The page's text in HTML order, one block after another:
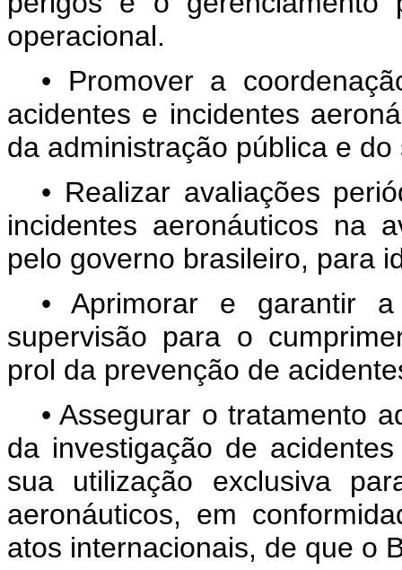
operacional.
• Promover a
acidentes e incidentes
da administração pública e
• Realizar avaliações
incidentes aeronáuticos na
pelo governo brasileiro, para
• Aprimorar e garantir
supervisão para o
prol da prevenção de
• Assegurar o tratamento
da investigação de
sua utilização exclusiva
aeronáuticos, em
atos internacionais, de que o